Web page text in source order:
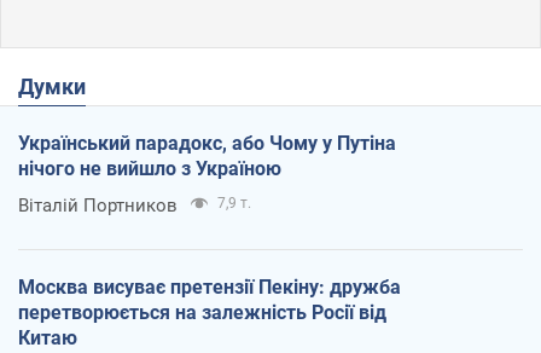
Думки
Український парадокс, або Чому у Путіна
нічого не вийшло з Україною
Віталій Портников 7,9 т.
Москва висуває претензії Пекіну: дружба
перетворюється на залежність Росії від
Китаю